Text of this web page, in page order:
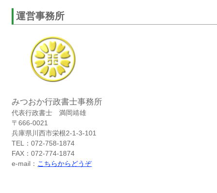
運営事務所
みつおか行政書士事務所
代表行政書士 満岡靖雄
〒666-0021
兵庫県川西市栄根2-1-3-101
TEL：072-758-1874
FAX：072-774-1874
e-mail： こちらからどうぞ